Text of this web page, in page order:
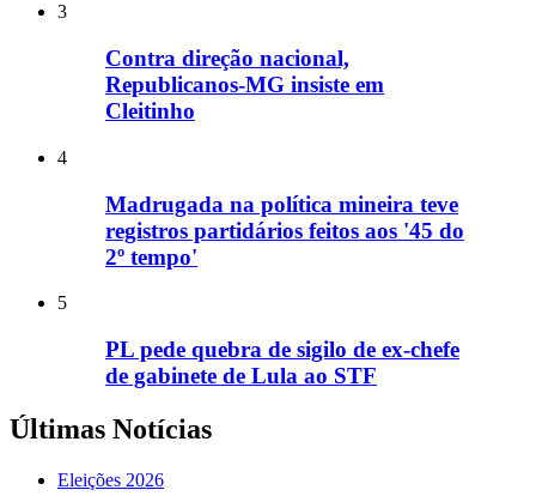
3
Contra direção nacional,
Republicanos-MG insiste em
Cleitinho
4
Madrugada na política mineira teve
registros partidários feitos aos '45 do
2º tempo'
5
PL pede quebra de sigilo de ex-chefe
de gabinete de Lula ao STF
Últimas Notícias
Eleições 2026